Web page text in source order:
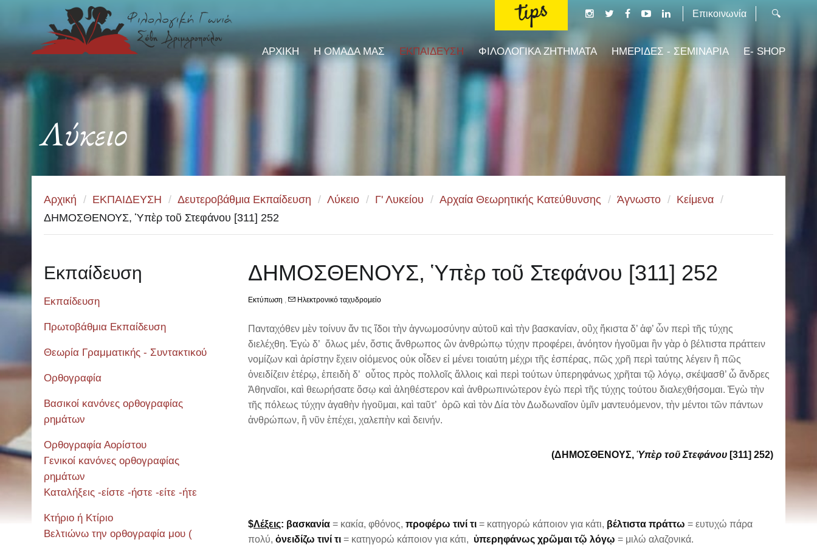
Επικοινωνία
ΑΡΧΙΚΗ Η ΟΜΑΔΑ ΜΑΣ ΕΚΠΑΙΔΕΥΣΗ ΦΙΛΟΛΟΓΙΚΑ ΖΗΤΗΜΑΤΑ ΗΜΕΡΙΔΕΣ - ΣΕΜΙΝΑΡΙΑ E- SHOP
Λύκειο
Αρχική / ΕΚΠΑΙΔΕΥΣΗ / Δευτεροβάθμια Εκπαίδευση / Λύκειο / Γ' Λυκείου / Αρχαία Θεωρητικής Κατεύθυνσης / Άγνωστο / Κείμενα /
ΔΗΜΟΣΘΕΝΟΥΣ, Ὑπὲρ τοῦ Στεφάνου [311] 252
ΔΗΜΟΣΘΕΝΟΥΣ, Ὑπὲρ τοῦ Στεφάνου [311] 252
Εκτύπωση , Ηλεκτρονικό ταχυδρομείο
Πανταχόθεν μὲν τοίνυν ἄν τις ἴδοι τὴν ἀγνωμοσύνην αὐτοῦ καὶ τὴν βασκανίαν, οὒχ ἥκιστα δ’ ἀφ’ ὧν περὶ τῆς τύχης
διελέχθη. Ἐγὼ δ’ ὅλως μέν, ὅστις ἄνθρωπος ὢν ἀνθρώπῳ τύχην προφέρει, ἀνόητον ἡγοῦμαι ἣν γὰρ ὁ βέλτιστα πράττειν
νομίζων καὶ ἀρίστην ἔχειν οἰόμενος οὐκ οἶδεν εἰ μένει τοιαύτη μέχρι τῆς ἑσπέρας, πῶς χρῆ περὶ ταύτης λέγειν ἢ πῶς
ὀνειδίζειν ἐτέρῳ, ἐπειδὴ δ’ οὗτος πρὸς πολλοῖς ἄλλοις καὶ περὶ τούτων ὑπερηφάνως χρῆται τῷ λόγῳ, σκέψασθ’ ὦ ἄνδρες
Ἀθηναῖοι, καὶ θεωρήσατε ὅσῳ καὶ ἀληθέστερον καὶ ἀνθρωπινώτερον ἐγὼ περὶ τῆς τύχης τούτου διαλεχθήσομαι. Ἐγὼ τὴν
τῆς πόλεως τύχην ἀγαθὴν ἡγοῦμαι, καὶ ταῦτ’ ὁρῶ καὶ τὸν Δία τὸν Δωδωναῖον ὑμῖν μαντευόμενον, τὴν μέντοι τῶν πάντων
ἀνθρώπων, ἣ νῦν ἐπέχει, χαλεπὴν καὶ δεινήν.
(ΔΗΜΟΣΘΕΝΟΥΣ, Ὑπὲρ τοῦ Στεφάνου [311] 252)
$Λέξεις: βασκανία = κακία, φθόνος, προφέρω τινί τι = κατηγορώ κάποιον για κάτι, βέλτιστα πράττω = ευτυχώ πάρα
πολύ, ὀνειδίζω τινί τι = κατηγορώ κάποιον για κάτι, ὑπερηφάνως χρῶμαι τῷ λόγῳ = μιλώ αλαζονικά.
Εκπαίδευση
Εκπαίδευση
Πρωτοβάθμια Εκπαίδευση
Θεωρία Γραμματικής - Συντακτικού
Ορθογραφία
Βασικοί κανόνες ορθογραφίας
ρημάτων
Ορθογραφία Αορίστου
Γενικοί κανόνες ορθογραφίας
ρημάτων
Καταλήξεις -είστε -ήστε -είτε -ήτε
Κτήριο ή Κτίριο
Βελτιώνω την ορθογραφία μου (